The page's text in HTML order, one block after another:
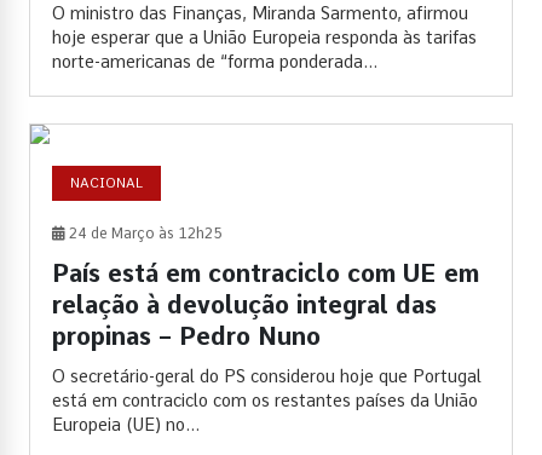
O ministro das Finanças, Miranda Sarmento, afirmou
hoje esperar que a União Europeia responda às tarifas
norte-americanas de “forma ponderada...
NACIONAL
24 de Março às 12h25
País está em contraciclo com UE em
relação à devolução integral das
propinas – Pedro Nuno
O secretário-geral do PS considerou hoje que Portugal
está em contraciclo com os restantes países da União
Europeia (UE) no...